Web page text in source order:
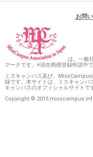
お問
は、一般
マークです。※現在商標登録申請中で
ミスキャンパス及び、
録です。本サイトは、ミスキャンパ
キャンパスのオフィシャルサイトで
Copyright © 2015